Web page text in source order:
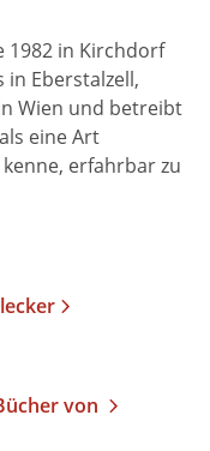
1982 in Kirchdorf
Eberstalzell,
Wien und betreibt
eine Art
erfahrbar zu
von